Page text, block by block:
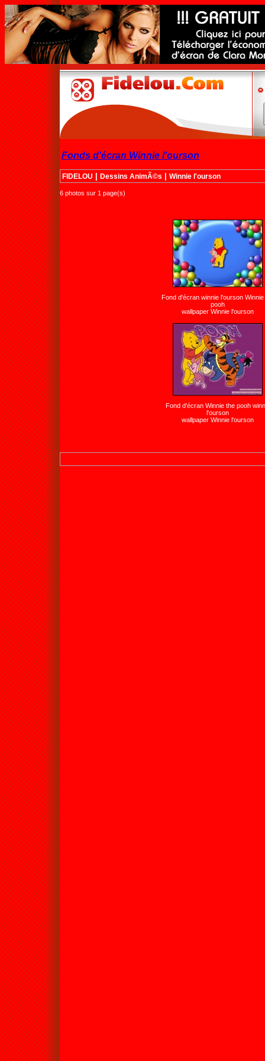
Fonds d'écran Winnie l'ourson
FIDELOU Dessins AnimÃ©s Winnie l'ourson
6 photos sur 1 page(s)
Fond d'écran winnie l'ourson Winnie
pooh
wallpaper Winnie l'ourson
Fond d'écran Winnie the pooh
l'ourson
wallpaper Winnie l'ourson